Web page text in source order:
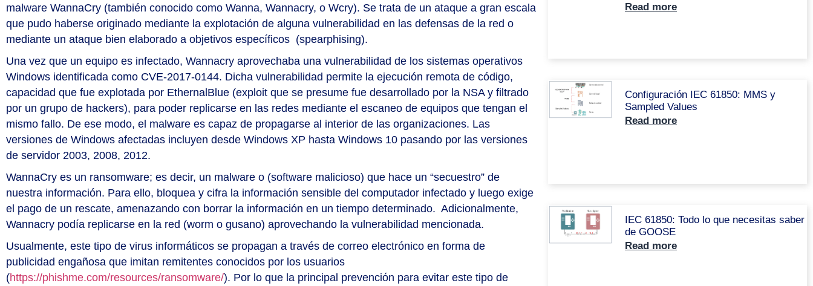
malware WannaCry (también conocido como Wanna, Wannacry, o Wcry). Se trata de un ataque a gran escala
que pudo haberse originado mediante la explotación de alguna vulnerabilidad en las defensas de la red o
mediante un ataque bien elaborado a objetivos específicos (spearphising).
Una vez que un equipo es infectado, Wannacry aprovechaba una vulnerabilidad de los sistemas operativos
Windows identificada como CVE-2017-0144. Dicha vulnerabilidad permite la ejecución remota de código,
capacidad que fue explotada por EthernalBlue (exploit que se presume fue desarrollado por la NSA y filtrado
por un grupo de hackers), para poder replicarse en las redes mediante el escaneo de equipos que tengan el
mismo fallo. De ese modo, el malware es capaz de propagarse al interior de las organizaciones. Las
versiones de Windows afectadas incluyen desde Windows XP hasta Windows 10 pasando por las versiones
de servidor 2003, 2008, 2012.
WannaCry es un ransomware; es decir, un malware o (software malicioso) que hace un “secuestro” de
nuestra información. Para ello, bloquea y cifra la información sensible del computador infectado y luego exige
el pago de un rescate, amenazando con borrar la información en un tiempo determinado. Adicionalmente,
Wannacry podía replicarse en la red (worm o gusano) aprovechando la vulnerabilidad mencionada.
Usualmente, este tipo de virus informáticos se propagan a través de correo electrónico en forma de
publicidad engañosa que imitan remitentes conocidos por los usuarios
(https://phishme.com/resources/ransomware/). Por lo que la principal prevención para evitar este tipo de
Read more
Configuración IEC 61850: MMS y
Sampled Values
Read more
IEC 61850: Todo lo que necesitas saber
de GOOSE
Read more